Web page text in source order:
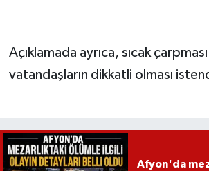
Açıklamada ayrıca, sıcak
vatandaşların dikkatli olması
Afyon'da